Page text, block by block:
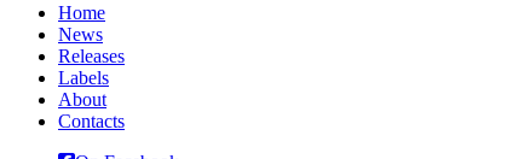
Home
News
Releases
Labels
About
Contacts